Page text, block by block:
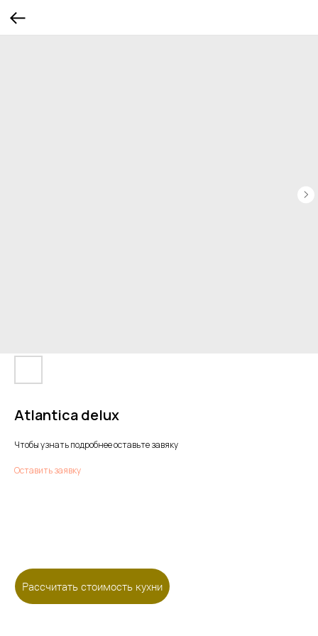
Atlantica delux
Чтобы узнать подробнее оставьте завяку
Оставить заявку
Рассчитать стоимость кухни